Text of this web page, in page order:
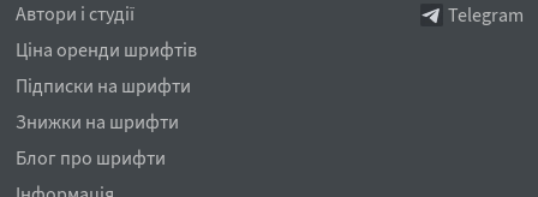
Автори і студії
Ціна оренди шрифтів
Підписки на шрифти
Знижки на шрифти
Блог про шрифти
Telegram